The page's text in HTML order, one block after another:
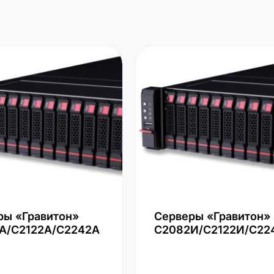
«Гравитон»
С2122А/С2242А
Серверы «Гравитон»
С2082И/С2122И/